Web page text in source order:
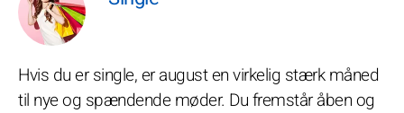
Hvis du er single, er august en virkelig stærk måned
til nye og spændende møder. Du fremstår åben og